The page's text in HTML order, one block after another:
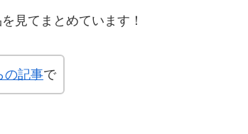
見てまとめています！
の記事で